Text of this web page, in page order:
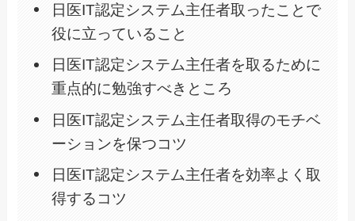
日医IT認定システム主任者取ったことで
役に立っていること
日医IT認定システム主任者を取るために
重点的に勉強すべきところ
日医IT認定システム主任者取得のモチベ
ーションを保つコツ
日医IT認定システム主任者を効率よく取
得するコツ